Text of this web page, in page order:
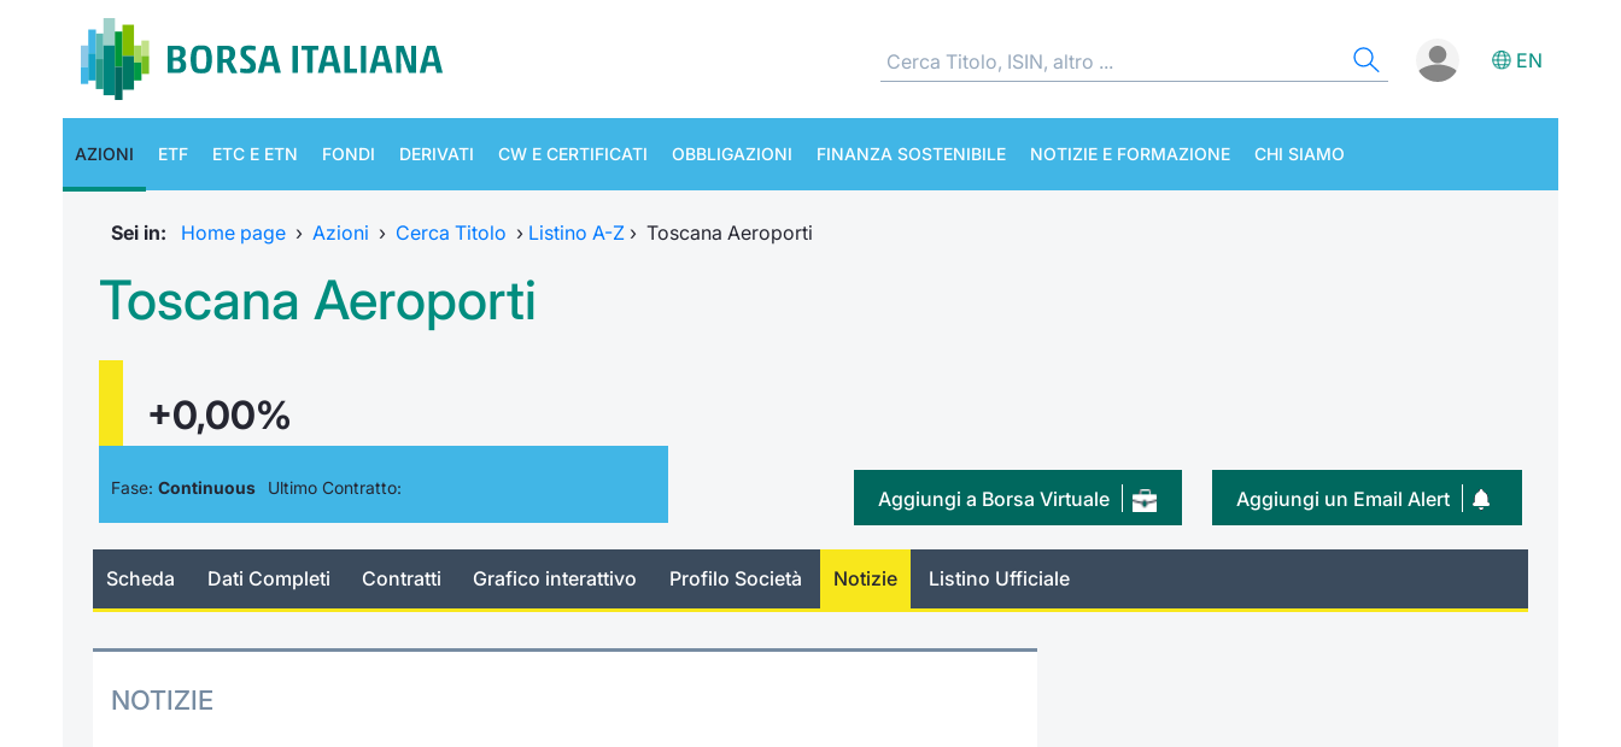
EN
AZIONI ETF ETC E ETN FONDI DERIVATI CW E CERTIFICATI OBBLIGAZIONI FINANZA SOSTENIBILE NOTIZIE E FORMAZIONE CHI SIAMO
Sei in: Home page › Azioni › Cerca Titolo › Listino A-Z › Toscana Aeroporti
Toscana Aeroporti
+0,00%
Fase: Continuous Ultimo Contratto: Aggiungi un Email Alert
Aggiungi a Borsa Virtuale
Scheda Dati Completi Contratti Grafico interattivo Profilo Società Notizie Listino Ufficiale
NOTIZIE